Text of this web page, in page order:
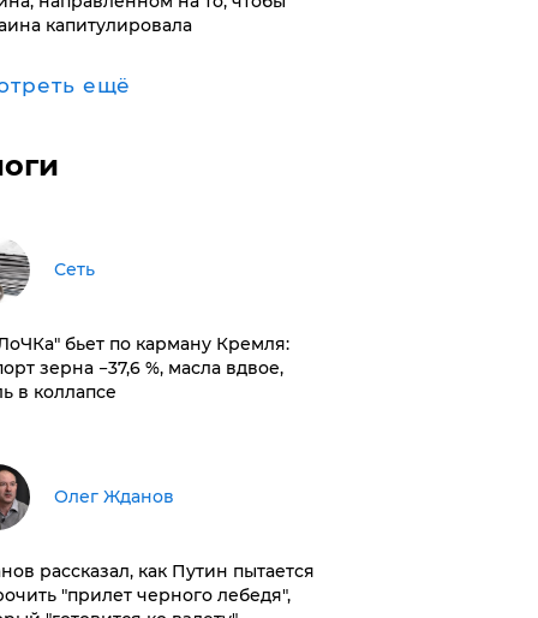
капитулировала
ещё
Сеть
бьет по карману Кремля:
зерна −37,6 %, масла вдвое,
в коллапсе
Олег Жданов
рассказал, как Путин пытается
"прилет черного лебедя",